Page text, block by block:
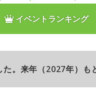
イベントランキング
。来年（2027年）も